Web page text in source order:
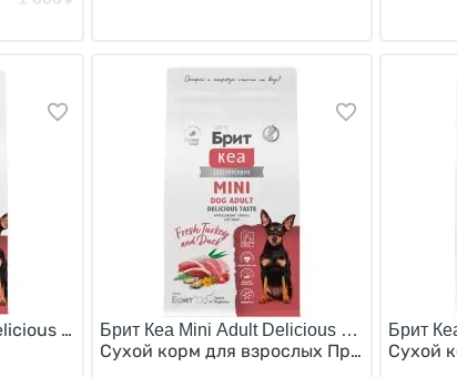
Taste Сухой корм для взрослых
Брит Кеа Mini Adult Delicious Taste/
Сухой корм для взрослых
Брит
Сухой